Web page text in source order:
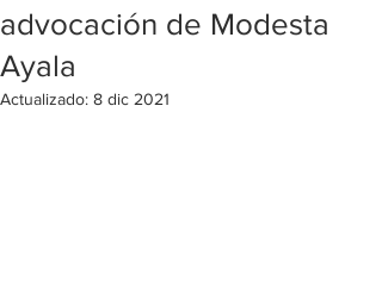
advocación de Modesta
Ayala
Actualizado: 8 dic 2021